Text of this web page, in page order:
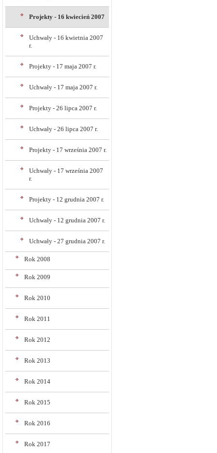
Projekty - 16 kwiecień 2007
Uchwały - 16 kwietnia 2007
r.
Projekty - 17 maja 2007 r.
Uchwały - 17 maja 2007 r.
Projekty - 26 lipca 2007 r.
Uchwały - 26 lipca 2007 r.
Projekty - 17 września 2007 r.
Uchwały - 17 września 2007
r.
Projekty - 12 grudnia 2007 r.
Uchwały - 12 grudnia 2007 r.
Uchwały - 27 grudnia 2007 r.
Rok 2008
Rok 2009
Rok 2010
Rok 2011
Rok 2012
Rok 2013
Rok 2014
Rok 2015
Rok 2016
Rok 2017